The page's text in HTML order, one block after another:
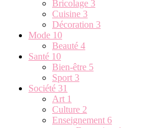
Bricolage 3
Cuisine 3
Décoration 3
Mode 10
Beauté 4
Santé 10
Bien-être 5
Sport 3
Société 31
Art 1
Culture 2
Enseignement 6